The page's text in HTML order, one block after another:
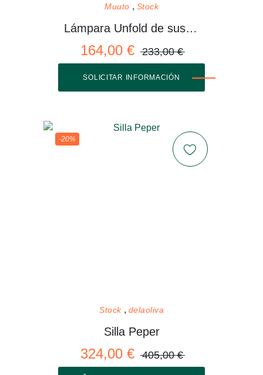
Muuto Stock
Lámpara Unfold de suspensión
164,00 € 233,00 €
SOLICITAR INFORMACIÓN
-20%
Stock delaoliva
Silla Peper
324,00 € 405,00 €